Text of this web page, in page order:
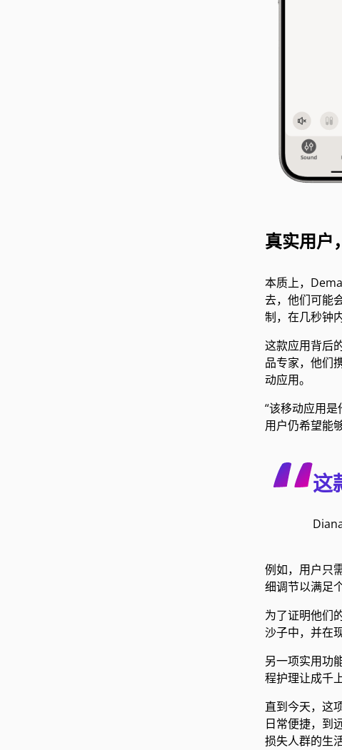
真实用户
本质上，
去，他们可能
制，在几秒钟
这款应用背后
品专家，他们
动应用。
“该移动应用
用户仍希望能
这
例如，用户只
细调节以满足
为了证明他们
沙子中，并在
另一项实用功
程护理让成千
直到今天，这
日常便捷，到
损失人群的生